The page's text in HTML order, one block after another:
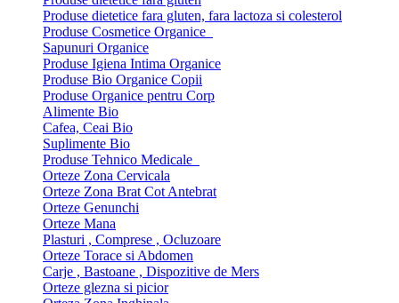
Produse dietetice fara gluten, fara lactoza si colesterol
Produse Cosmetice Organice
Sapunuri Organice
Produse Igiena Intima Organice
Produse Bio Organice Copii
Produse Organice pentru Corp
Alimente Bio
Cafea, Ceai Bio
Suplimente Bio
Produse Tehnico Medicale
Orteze Zona Cervicala
Orteze Zona Brat Cot Antebrat
Orteze Genunchi
Orteze Mana
Plasturi , Comprese , Ocluzoare
Orteze Torace si Abdomen
Carje , Bastoane , Dispozitive de Mers
Orteze glezna si picior